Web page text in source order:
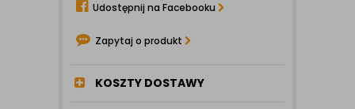
Udostępnij na Facebooku
Zapytaj o produkt
KOSZTY DOSTAWY